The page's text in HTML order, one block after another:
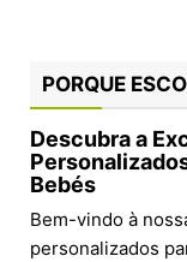
PORQUE
Descubra a
Bebés
Bem-vindo à
personalizados